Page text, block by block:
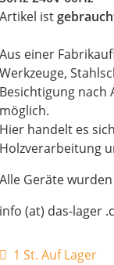
Artikel ist
Aus einer
Werkzeuge,
Besichtigung nach
möglich.
Hier handelt es
Holzverarbeitung
Alle Geräte
info (at) das-lager
1 St. Auf Lager